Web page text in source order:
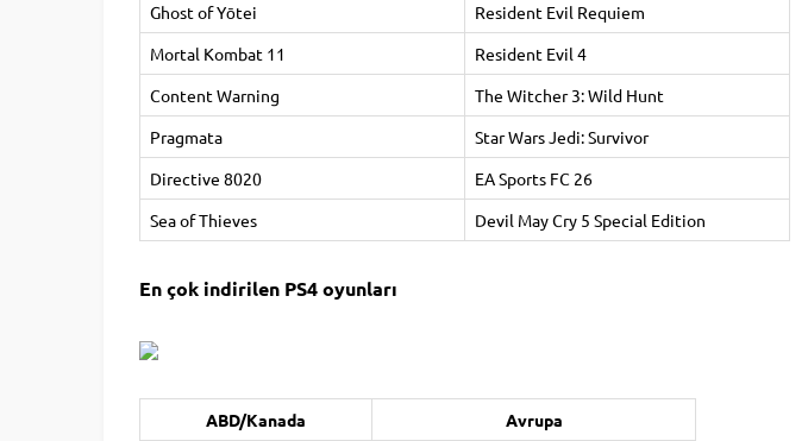
Ghost of Yōtei
Resident Evil Requiem
Mortal Kombat 11
Resident Evil 4
Content Warning
The Witcher 3: Wild Hunt
Pragmata
Star Wars Jedi: Survivor
Directive 8020
EA Sports FC 26
Sea of Thieves
Devil May Cry 5 Special Edition
En çok indirilen PS4 oyunları
ABD/Kanada
Avrupa